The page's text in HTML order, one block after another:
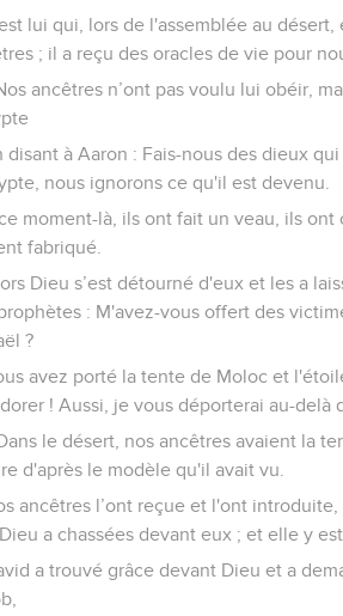
lui qui, lors de l'assemblée au
; il a reçu des oracles de vie pour
ancêtres n’ont pas voulu lui obéir,
disant à Aaron : Fais-nous des dieux
nous ignorons ce qu'il est devenu.
moment-là, ils ont fait un veau, ils
fabriqué.
Dieu s’est détourné d'eux et les a
: M'avez-vous offert des
?
avez porté la tente de Moloc et
! Aussi, je vous déporterai au-delà
le désert, nos ancêtres avaient la
d'après le modèle qu'il avait vu.
ancêtres l’ont reçue et l'ont
a chassées devant eux ; et elle y
a trouvé grâce devant Dieu et a